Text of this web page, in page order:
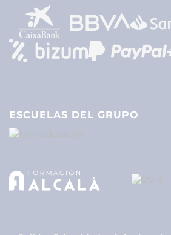
ESCUELAS DEL GRUPO